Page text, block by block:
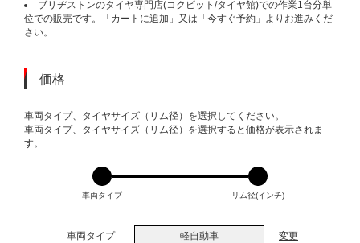
ブリヂストンのタイヤ専門店(コクピット/タイヤ館)での作業1台分単
位での販売です。「カートに追加」又は「今すぐ予約」よりお進みくだ
さい。
価格
VARIATIONS
車両タイプ、タイヤサイズ（リム径）を選択してください。
車両タイプ、タイヤサイズ（リム径）を選択すると価格が表示されま
す。
車両タイプ リム径(インチ)
車両タイプ 軽自動車 変更